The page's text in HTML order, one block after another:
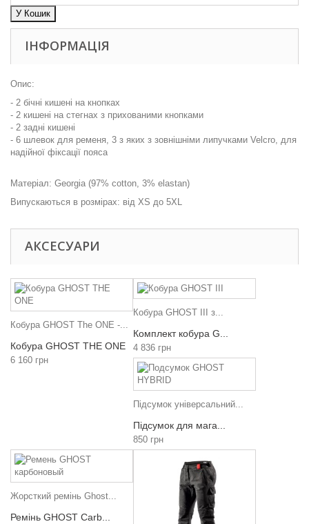
У Кошик
ІНФОРМАЦІЯ
Опис:
- 2 бічні кишені на кнопках
- 2 кишені на стегнах з прихованими кнопками
- 2 задні кишені
- 6 шлевок для ременя, 3 з яких з зовнішніми липучками Velcro, для
надійної фіксації пояса
Матеріал: Georgia (97% cotton, 3% elastan)
Випускаються в розмірах: від XS до 5XL
АКСЕСУАРИ
Кобура GHOST The ONE -...
Кобура GHOST THE ONE
6 160 грн
Кобура GHOST III з...
Комплект кобура G...
4 836 грн
Підсумок універсальний...
Підсумок для мага...
850 грн
Жорсткий ремінь Ghost...
Ремінь GHOST Carb...